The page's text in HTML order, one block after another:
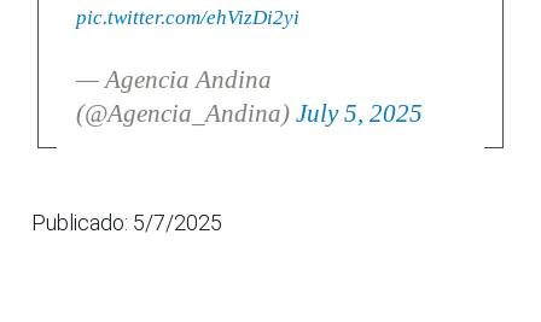
pic.twitter.com/ehVizDi2yi
— Agencia Andina
(@Agencia_Andina) July 5, 2025
Publicado: 5/7/2025